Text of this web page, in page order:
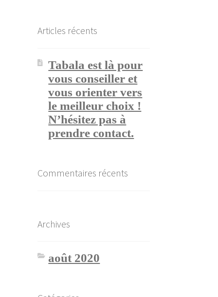
Articles récents
Tabala est là pour
vous conseiller et
vous orienter vers
le meilleur choix !
N’hésitez pas à
prendre contact.
Commentaires récents
Archives
août 2020